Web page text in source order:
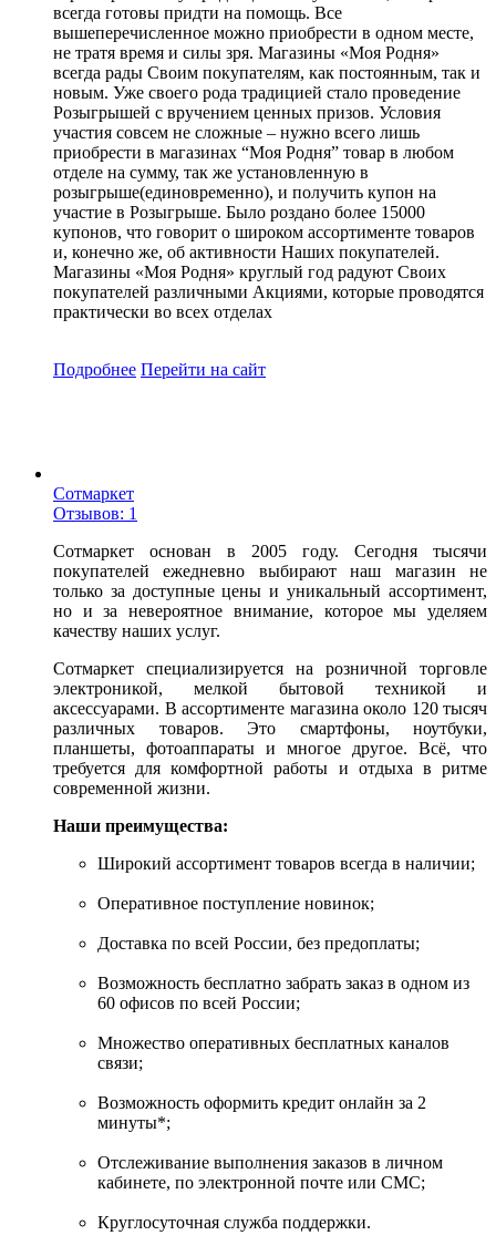
всегда готовы придти на помощь. Все
вышеперечисленное можно приобрести в одном месте,
не тратя время и силы зря. Магазины «Моя Родня»
всегда рады Своим покупателям, как постоянным, так и
новым. Уже своего рода традицией стало проведение
Розыгрышей с вручением ценных призов. Условия
участия совсем не сложные – нужно всего лишь
приобрести в магазинах “Моя Родня” товар в любом
отделе на сумму, так же установленную в
розыгрыше(единовременно), и получить купон на
участие в Розыгрыше. Было роздано более 15000
купонов, что говорит о широком ассортименте товаров
и, конечно же, об активности Наших покупателей.
Магазины «Моя Родня» круглый год радуют Своих
покупателей различными Акциями, которые проводятся
практически во всех отделах
Подробнее Перейти на сайт
Сотмаркет
Отзывов: 1
Сотмаркет основан в 2005 году. Сегодня тысячи
покупателей ежедневно выбирают наш магазин не
только за доступные цены и уникальный ассортимент,
но и за невероятное внимание, которое мы уделяем
качеству наших услуг.
Сотмаркет специализируется на розничной торговле
электроникой, мелкой бытовой техникой и
аксессуарами. В ассортименте магазина около 120 тысяч
различных товаров. Это смартфоны, ноутбуки,
планшеты, фотоаппараты и многое другое. Всё, что
требуется для комфортной работы и отдыха в ритме
современной жизни.
Наши преимущества:
Широкий ассортимент товаров всегда в наличии;
Оперативное поступление новинок;
Доставка по всей России, без предоплаты;
Возможность бесплатно забрать заказ в одном из
60 офисов по всей России;
Множество оперативных бесплатных каналов
связи;
Возможность оформить кредит онлайн за 2
минуты*;
Отслеживание выполнения заказов в личном
кабинете, по электронной почте или СМС;
Круглосуточная служба поддержки.